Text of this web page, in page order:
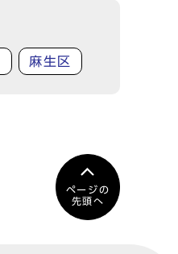
麻生区
ページの
先頭へ